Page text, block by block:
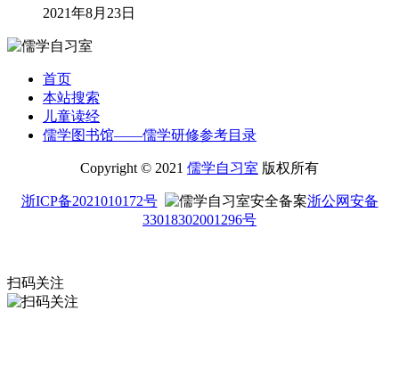
2021年8月23日
首页
本站搜索
儿童读经
儒学图书馆——儒学研修参考目录
Copyright © 2021 儒学自习室 版权所有
浙ICP备2021010172号
浙公网安备
33018302001296号
扫码关注